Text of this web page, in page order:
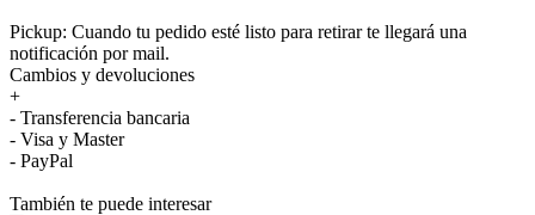
Pickup: Cuando tu pedido esté listo para retirar te llegará una
notificación por mail.
Cambios y devoluciones
+
- Transferencia bancaria
- Visa y Master
- PayPal
También te puede interesar